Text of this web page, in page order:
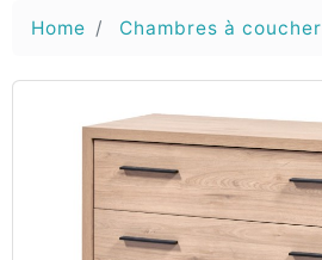
Home Chambres à coucher